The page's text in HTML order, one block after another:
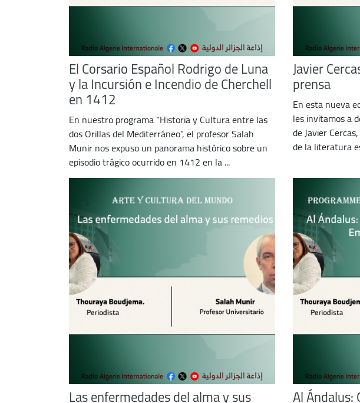
El Corsario Español Rodrigo de Luna
y la Incursión e Incendio de Cherchell
en 1412
En nuestro programa “Historia y Cultura entre las
dos Orillas del Mediterráneo”, el profesor Salah
Munir nos expuso un panorama histórico sobre un
episodio trágico ocurrido en 1412 en la ...
Javier
prensa
En esta nueva
les invitamos a
de Javier
de la literatura
Las enfermedades del alma y sus Al Ándalus: